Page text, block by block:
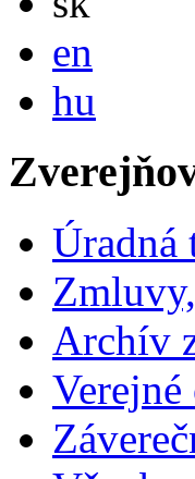
en
hu
Úradná
Archív
Verejné